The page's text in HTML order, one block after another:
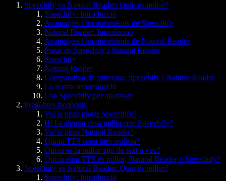
Speechify vs Natural Reader: Quin és millor?
Speechify: Introducció
Avantatges i inconvenients de Speechify
Natural Reader: Introducció
Avantatges i inconvenients de Natural Reader
Preus de Speechify i Natural Reader
Speechify
Natural Reader
Comparativa de funcions: Speechify i Natural Reader
La nostra recomanació
Usa Speechify per ajudar-te
Preguntes freqüents
Val la pena pagar Speechify?
Hi ha alguna cosa millor que Speechify?
Val la pena Natural Reader?
Quina TTS sona més realista?
Quina és la millor app de text a veu?
Quina eina TTS és millor, Natural Reader o Speechify?
Speechify vs Natural Reader: Quin és millor?
Speechify: Introducció